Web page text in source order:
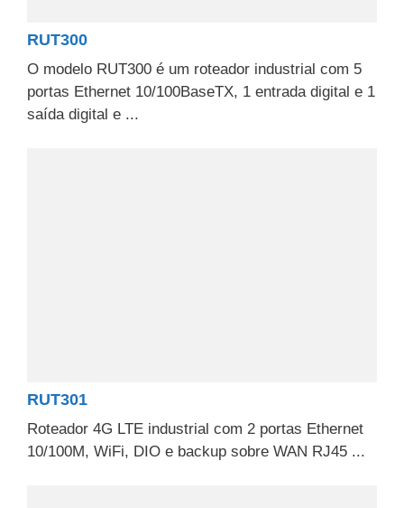
RUT300
O modelo RUT300 é um roteador industrial com 5
portas Ethernet 10/100BaseTX, 1 entrada digital e 1
saída digital e ...
RUT301
Roteador 4G LTE industrial com 2 portas Ethernet
10/100M, WiFi, DIO e backup sobre WAN RJ45 ...